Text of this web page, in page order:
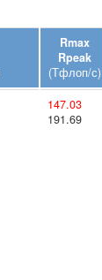
Rmax
Rpeak
(Тфлоп/с)
147.03
191.69